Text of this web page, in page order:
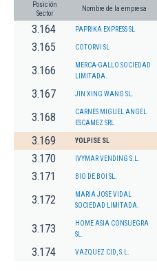
Posición
Sector
Nombre de la empresa
3.164 PAPRIKA EXPRESS SL
3.165 COTORVI SL
3.166
MERCA-GALLO SOCIEDAD
LIMITADA.
3.167 JIN XING WANG SL.
3.168
CARNES MIGUEL ANGEL
ESCAMEZ SRL
3.169 YOLPISE SL
3.170 IVYMAR VENDING S.L.
3.171 BIO DE BOI SL.
3.172
MARIA JOSE VIDAL
SOCIEDAD LIMITADA.
3.173
HOME ASIA CONSUEGRA
SL.
3.174 VAZQUEZ CID, S.L.